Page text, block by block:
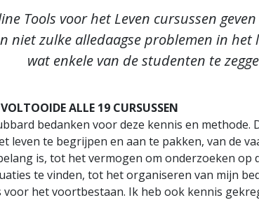
Tools voor het Leven cursussen
niet zulke alledaagse problemen in het
wat enkele van de studenten te
ALLE 19 CURSUSSEN
bedanken voor deze kennis en methode.
leven te begrijpen en aan te pakken, van de
is, tot het vermogen om onderzoeken op
te vinden, tot het organiseren van mijn
voor het voortbestaan. Ik heb ook kennis